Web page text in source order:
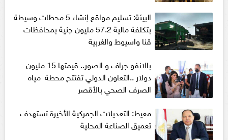
البيئة: تسليم مواقع إنشاء 5 محطات وسيطة
بتكلفة مالية 57.2 مليون جنية بمحافظات
قنا واسيوط والغربية
بالانفو جراف و الصور.. قيمتها 15 مليون
دولار ..التعاون الدولي تفتتح محطة مياه
الصرف الصحي بالأقصر
معيط: التعديلات الجمركية الأخيرة تستهدف
تعميق الصناعة المحلية